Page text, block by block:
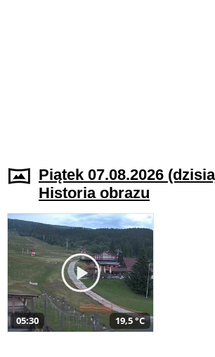
Piątek 07.08.2026
Historia obrazu
05:30 19,5 °C